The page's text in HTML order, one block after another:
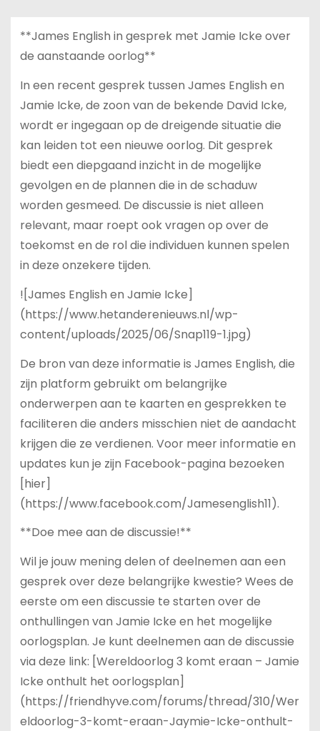
**James English in gesprek met Jamie Icke over
de aanstaande oorlog**
In een recent gesprek tussen James English en
Jamie Icke, de zoon van de bekende David Icke,
wordt er ingegaan op de dreigende situatie die
kan leiden tot een nieuwe oorlog. Dit gesprek
biedt een diepgaand inzicht in de mogelijke
gevolgen en de plannen die in de schaduw
worden gesmeed. De discussie is niet alleen
relevant, maar roept ook vragen op over de
toekomst en de rol die individuen kunnen spelen
in deze onzekere tijden.
![James English en Jamie Icke]
(https://www.hetanderenieuws.nl/wp-
content/uploads/2025/06/Snap119-1.jpg)
De bron van deze informatie is James English, die
zijn platform gebruikt om belangrijke
onderwerpen aan te kaarten en gesprekken te
faciliteren die anders misschien niet de aandacht
krijgen die ze verdienen. Voor meer informatie en
updates kun je zijn Facebook-pagina bezoeken
[hier]
(https://www.facebook.com/Jamesenglish11).
**Doe mee aan de discussie!**
Wil je jouw mening delen of deelnemen aan een
gesprek over deze belangrijke kwestie? Wees de
eerste om een discussie te starten over de
onthullingen van Jamie Icke en het mogelijke
oorlogsplan. Je kunt deelnemen aan de discussie
via deze link: [Wereldoorlog 3 komt eraan – Jamie
Icke onthult het oorlogsplan]
(https://friendhyve.com/forums/thread/310/Wer
eldoorlog-3-komt-eraan-Jaymie-Icke-onthult-